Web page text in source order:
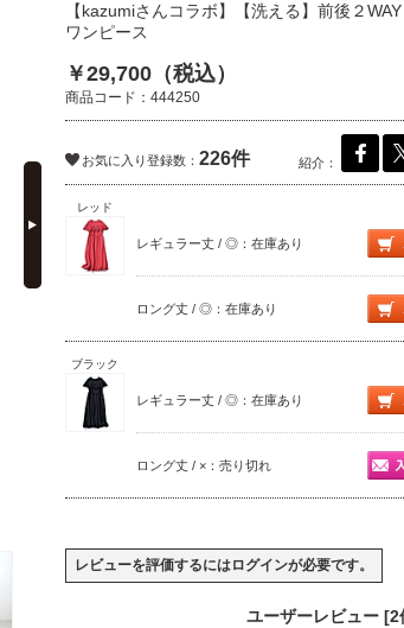
【kazumiさんコラボ】【洗える】前後２
ワンピース
￥29,700（税込）
商品コード：444250
お気に入り登録数： 226件 紹介：
レッド
レギュラー丈 / ◎：在庫あり
ロング丈 / ◎：在庫あり
ブラック
レギュラー丈 / ◎：在庫あり
ロング丈 / ×：売り切れ
レビューを評価するにはログインが必要です。
ユーザーレビュー [2